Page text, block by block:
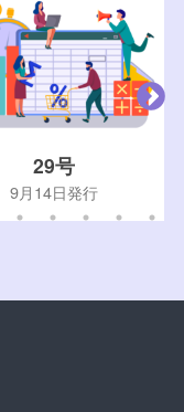
29号
9月14日発行